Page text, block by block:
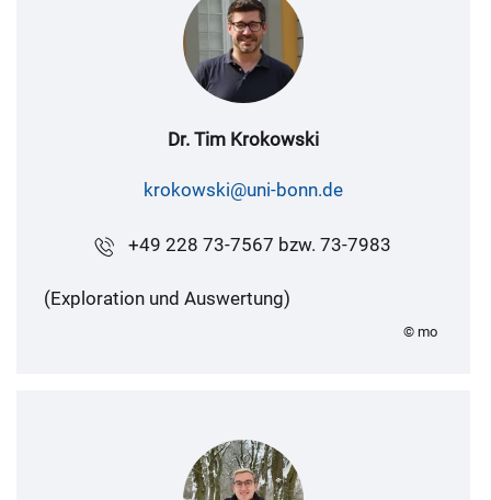
Dr. Tim Krokowski
krokowski@uni-bonn.de
+49 228 73-7567 bzw. 73-7983
(Exploration und Auswertung)
© mo